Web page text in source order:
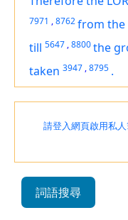
7971 ,8762from the
till 5647 ,8800the
taken 3947 ,8795 .
請登入網頁啟用私人
詞語搜尋